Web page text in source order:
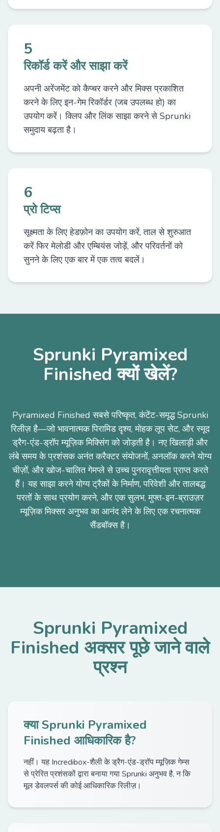
5
रिकॉर्ड करें और साझा करें
अपनी अरेंजमेंट को कैप्चर करने और मिक्स प्रकाशित
करने के लिए इन-गेम रिकॉर्डर (जब उपलब्ध हो) का
उपयोग करें। क्लिप और लिंक साझा करने से Sprunki
समुदाय बढ़ता है।
6
प्रो टिप्स
सूक्ष्मता के लिए हेडफ़ोन का उपयोग करें, ताल से शुरुआत
करें फिर मेलोडी और एम्बियंस जोड़ें, और परिवर्तनों को
सुनने के लिए एक बार में एक तत्व बदलें।
Sprunki Pyramixed
Finished क्यों खेलें?
Pyramixed Finished सबसे परिष्कृत, कंटेंट-समृद्ध Sprunki
रिलीज़ है—जो भावनात्मक पिरामिड दृश्य, मोहक लूप सेट, और स्मूद
ड्रैग-एंड-ड्रॉप म्यूज़िक मिक्सिंग को जोड़ती है। नए खिलाड़ी और
लंबे समय के प्रशंसक अनंत करैक्टर संयोजनों, अनलॉक करने योग्य
चीज़ों, और खोज-चालित गेमप्ले से उच्च पुनरावृत्तीयता प्राप्त करते
हैं। यह साझा करने योग्य ट्रैकों के निर्माण, परिवेशी और तालबद्ध
परतों के साथ प्रयोग करने, और एक सुलभ, मुफ्त-इन-ब्राउज़र
म्यूज़िक मिक्सर अनुभव का आनंद लेने के लिए एक रचनात्मक
सैंडबॉक्स है।
Sprunki Pyramixed
Finished अक्सर पूछे जाने वाले
प्रश्न
क्या Sprunki Pyramixed
Finished आधिकारिक है?
नहीं। यह Incredibox-शैली के ड्रैग-एंड-ड्रॉप म्यूज़िक गेम्स
से प्रेरित प्रशंसकों द्वारा बनाया गया Sprunki अनुभव है, न कि
मूल डेवलपर्स की कोई आधिकारिक रिलीज़।